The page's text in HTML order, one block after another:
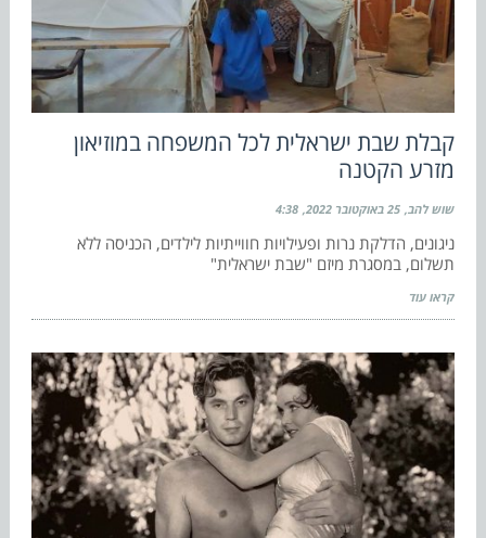
קבלת שבת ישראלית לכל המשפחה במוזיאון
מזרע הקטנה
שוש להב 25 באוקטובר 2022 4:38
ניגונים, הדלקת נרות ופעילויות חווייתיות לילדים, הכניסה ללא
תשלום, במסגרת מיזם "שבת ישראלית"
קראו עוד